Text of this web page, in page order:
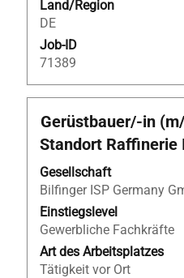
Land/Region
DE
Job-ID
71389
Stellenbezeichnung
Gerüstbauer/-in
Standort Raffinerie
Gesellschaft
Bilfinger ISP Germany
Einstiegslevel
Gewerbliche Fachkräfte
Art des Arbeitsplatzes
Tätigkeit vor Ort
Drücken
Sie
die
Leertaste,
um
die
Stelleninformationen
vollständig
anzuzeigen.